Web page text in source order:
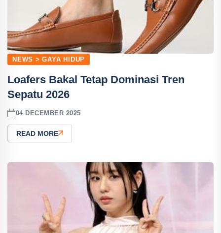
NEWS > GAYA HIDUP
Loafers Bakal Tetap Dominasi Tren
Sepatu 2026
04 DECEMBER 2025
READ MORE